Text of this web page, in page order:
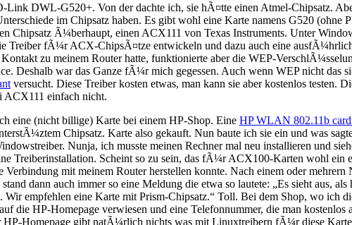
DWL-G520+. Von der dachte ich, sie hÃ¤tte einen Atmel-Chipsatz.
im Chipsatz haben. Es gibt wohl eine Karte namens G520
Chipsatz Ã¼berhaupt, einen ACX111 von Texas Instruments. Unter
Treiber fÃ¼r ACX-ChipsÃ¤tze entwickeln und dazu auch eine
zu meinem Router hatte, funktionierte aber die WEP-
Deshalb war das Ganze fÃ¼r mich gegessen. Auch wenn WEP nicht das
versucht. Diese Treiber kosten etwas, man kann sie aber kostenlos testen.
ACX111 einfach nicht.
eine (nicht billige) Karte bei einem HP-Shop. Eine HP WLAN 802.11b
Chipsatz. Karte also gekauft. Nun baute ich sie ein und was
Nunja, ich musste meinen Rechner mal neu installieren und
Treiberinstallation. Scheint so zu sein, das fÃ¼r ACX100-Karten wohl ein
mit meinem Router herstellen konnte. Nach einem oder
dann auch immer so eine Meldung die etwa so lautete: „Es sieht aus,
empfehlen eine Karte mit Prism-Chipsatz.“ Toll. Bei dem Shop, wo ich
die HP-Homepage verwiesen und eine Telefonnummer, die man
Homepage gibt natÃ¼rlich nichts was mit Linuxtreibern fÃ¼r diese